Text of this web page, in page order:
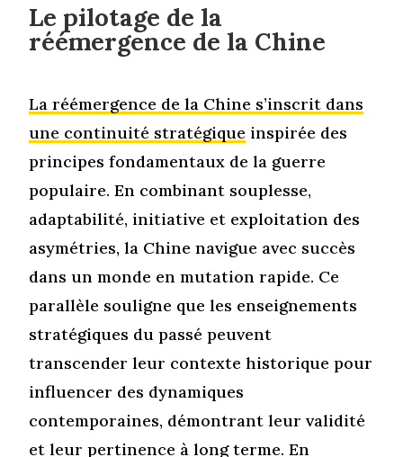
Le pilotage de la
réémergence de la Chine
La réémergence de la Chine s’inscrit dans
une continuité stratégique inspirée des
principes fondamentaux de la guerre
populaire. En combinant souplesse,
adaptabilité, initiative et exploitation des
asymétries, la Chine navigue avec succès
dans un monde en mutation rapide. Ce
parallèle souligne que les enseignements
stratégiques du passé peuvent
transcender leur contexte historique pour
influencer des dynamiques
contemporaines, démontrant leur validité
et leur pertinence à long terme. En